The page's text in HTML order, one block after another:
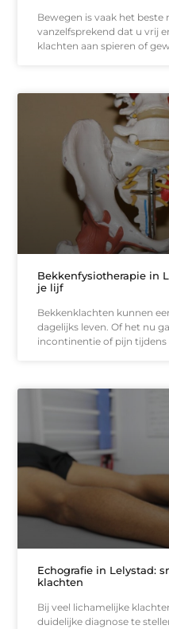
Bewegen is vaak het beste
vanzelfsprekend dat u vrij
klachten aan spieren of
Bekkenfysiotherapie in
je lijf
Bekkenklachten kunnen
dagelijks leven. Of het nu
incontinentie of pijn
Echografie in Lelystad:
klachten
Bij veel lichamelijke
duidelijke diagnose te